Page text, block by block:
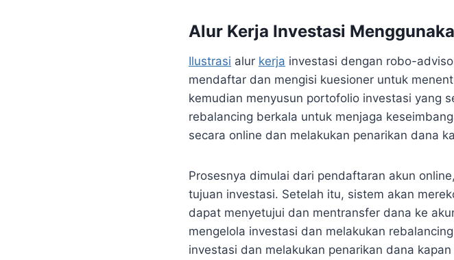
Alur Kerja Investasi
Ilustrasi alur kerja investasi dengan robo-
mendaftar dan mengisi kuesioner untuk
kemudian menyusun portofolio investasi yang
rebalancing berkala untuk menjaga
secara online dan melakukan penarikan dana
Prosesnya dimulai dari pendaftaran akun
tujuan investasi. Setelah itu, sistem akan
dapat menyetujui dan mentransfer dana ke
mengelola investasi dan melakukan
investasi dan melakukan penarikan dana